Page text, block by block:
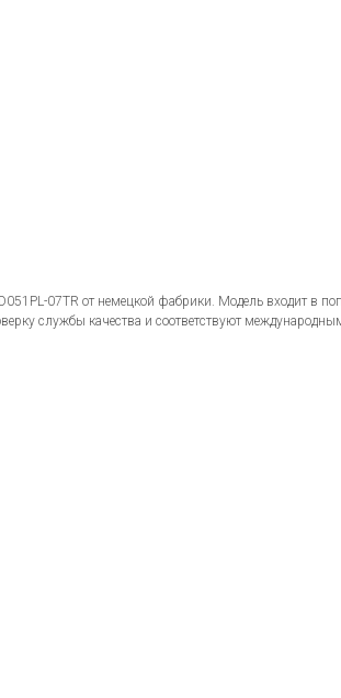
07TR от немецкой фабрики. Модель входит в
службы качества и соответствуют